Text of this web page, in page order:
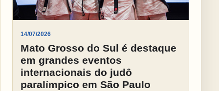
14/07/2026
Mato Grosso do Sul é destaque
em grandes eventos
internacionais do judô
paralímpico em São Paulo